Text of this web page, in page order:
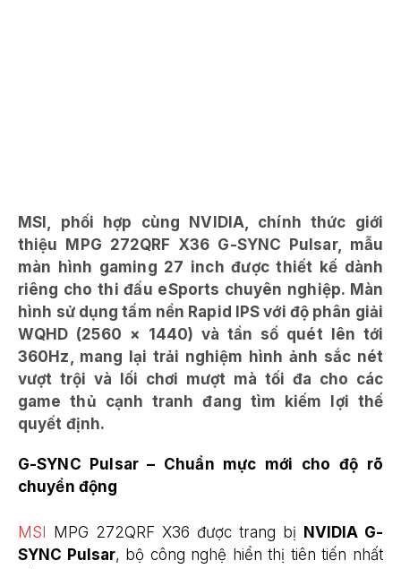
MSI, phối hợp cùng NVIDIA, chính thức giới
thiệu MPG 272QRF X36 G-SYNC Pulsar, mẫu
màn hình gaming 27 inch được thiết kế dành
riêng cho thi đấu eSports chuyên nghiệp. Màn
hình sử dụng tấm nền Rapid IPS với độ phân giải
WQHD (2560 × 1440) và tần số quét lên tới
360Hz, mang lại trải nghiệm hình ảnh sắc nét
vượt trội và lối chơi mượt mà tối đa cho các
game thủ cạnh tranh đang tìm kiếm lợi thế
quyết định.
G-SYNC Pulsar – Chuẩn mực mới cho độ rõ
chuyển động
MSI MPG 272QRF X36 được trang bị NVIDIA G-
SYNC Pulsar, bộ công nghệ hiển thị tiên tiến nhất